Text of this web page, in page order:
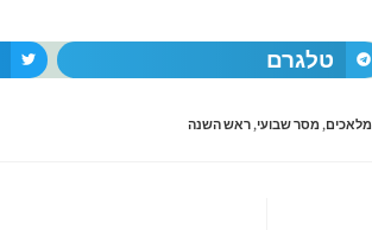
טלגרם
מלאכים, מסר שבועי,ראש השנה